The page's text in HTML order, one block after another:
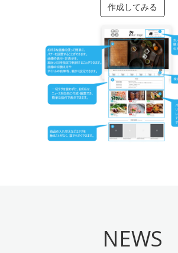
作成してみる
NEWS